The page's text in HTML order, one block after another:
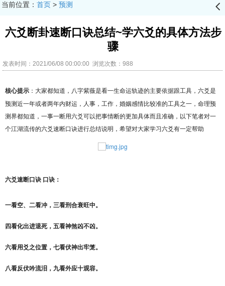
当前位置： 首页> 预测 󰊒
六爻断卦速断口诀总结~学六爻的具体方法步
骤
发表时间：2021/06/08 00:00:00 浏览次数：988
核心提示 ：大家都知道，八字紫薇是看一生命运轨迹的主要依据跟工具，六爻是
预测近一年或者两年内财运，人事，工作，婚姻感情比较准的工具之一，命理预
测界都知道，一事一断用六爻可以把事情断的更加具体而且准确，以下笔者对一
个江湖流传的六爻速断口诀进行总结说明，希望对大家学习六爻有一定帮助
六爻速断口诀 口诀：
一看空、二看冲，三看刑合衰旺中。
四看化出进退死，五看神煞凶不凶。
六看用爻之位置，七看伏神出牢笼。
八看反伏吟流泪，九看外应十观容。